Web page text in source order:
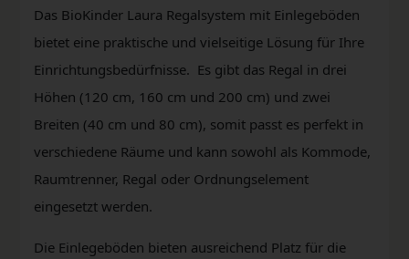
Das BioKinder Laura Regalsystem mit Einlegeböden
bietet eine praktische und vielseitige Lösung für Ihre
Einrichtungsbedürfnisse. Es gibt das Regal in drei
Höhen (120 cm, 160 cm und 200 cm) und zwei
Breiten (40 cm und 80 cm), somit passt es perfekt in
verschiedene Räume und kann sowohl als Kommode,
Raumtrenner, Regal oder Ordnungselement
eingesetzt werden.
Die Einlegeböden bieten ausreichend Platz für die